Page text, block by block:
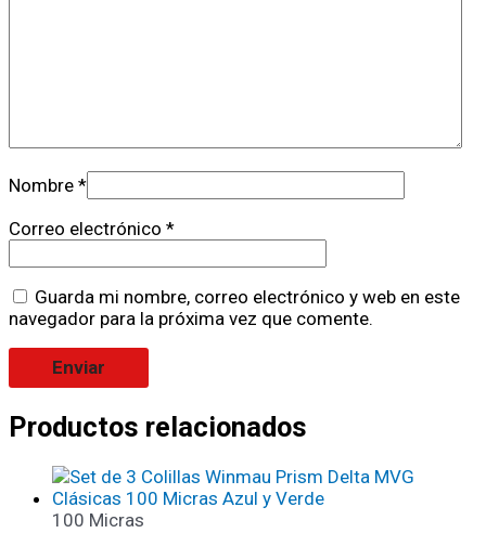
Nombre *
Correo electrónico *
Guarda mi nombre, correo electrónico y web en este
navegador para la próxima vez que comente.
Productos relacionados
100 Micras